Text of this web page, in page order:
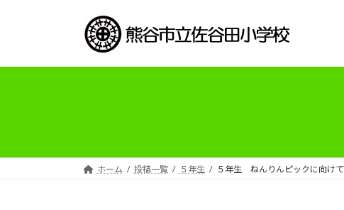
プ
動
ホーム 投稿一覧 ５年生 ５年生 ねんりんピックに向けて